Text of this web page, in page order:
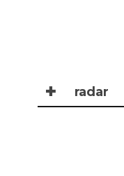
✚ radar